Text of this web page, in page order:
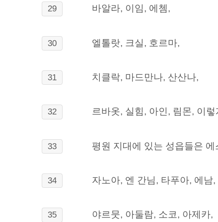
29 바알라, 이임, 에쳄,
30 엘톨랏, 크실, 호르마,
31 치클락, 마드만나, 산산나,
32 르바옷, 실힘, 아인, 림몬, 이
33 평원 지대에 있는 성읍들은 에
34 자노아, 엔 간님, 타푸아, 에남,
35 야르뭇, 아둘람, 소코, 아제카,